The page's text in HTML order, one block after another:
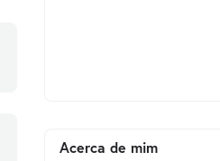
Acerca de mim